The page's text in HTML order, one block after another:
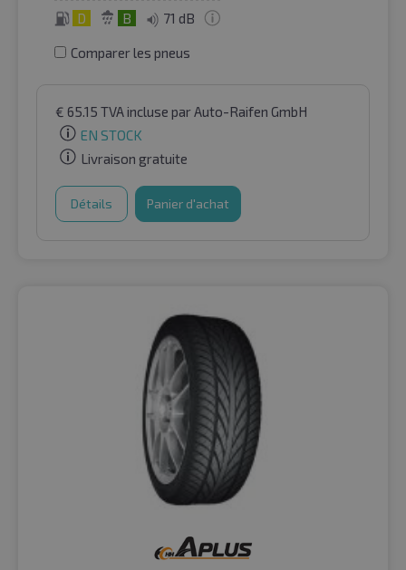
D B 71 dB
Comparer les pneus
€ 65.15 TVA incluse par Auto-Raifen GmbH
EN STOCK
Livraison gratuite
Détails Panier d'achat